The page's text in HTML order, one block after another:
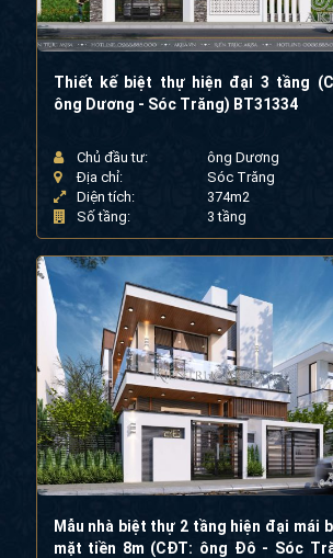
Thiết kế biệt thự hiện đại 3 tầng
ông Dương - Sóc Trăng) BT31334
Chủ đầu tư:
ông Dương
Địa chỉ:
Sóc Trăng
Diện tích:
374m2
Số tầng:
3 tầng
Mẫu nhà biệt thự 2 tầng hiện đại mái
mặt tiền 8m (CĐT: ông Đô - Sóc